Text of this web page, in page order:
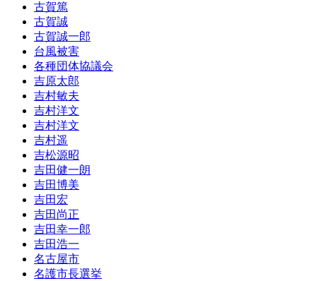
古賀篤
古賀誠
古賀誠一郎
台風被害
各種団体協議会
吉原太郎
吉村敏夫
吉村洋文
吉村洋文
吉村遥
吉松源昭
吉田健一朗
吉田博美
吉田宏
吉田尚正
吉田幸一郎
吉田浩一
名古屋市
名護市長選挙